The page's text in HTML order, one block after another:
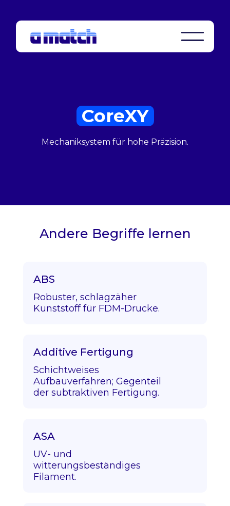
CoreXY
Mechaniksystem für hohe Präzision.
Andere Begriffe lernen
ABS
Robuster, schlagzäher
Kunststoff für FDM-Drucke.
Additive Fertigung
Schichtweises
Aufbauverfahren; Gegenteil
der subtraktiven Fertigung.
ASA
UV- und
witterungsbeständiges
Filament.